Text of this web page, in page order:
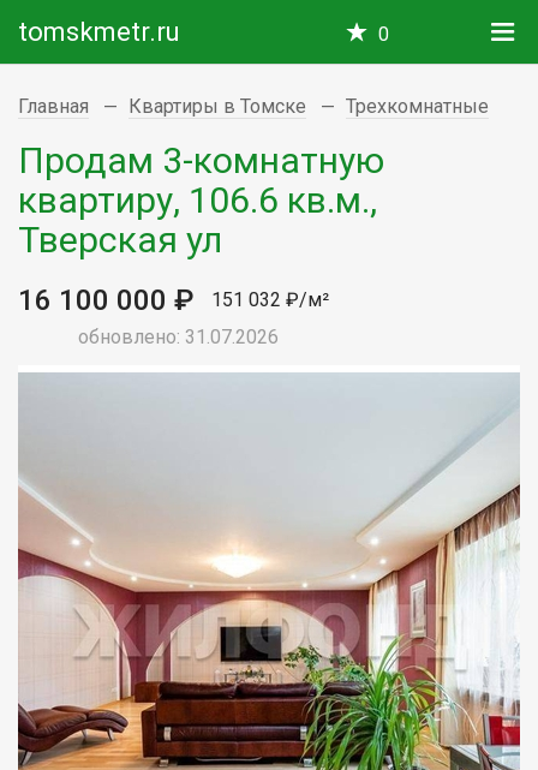
tomskmetr.ru 0
Главная Квартиры в Томске Трехкомнатные
Продам 3-комнатную
квартиру, 106.6 кв.м.,
Тверская ул
16 100 000 ₽
151 032 ₽/м²
обновлено: 31.07.2026